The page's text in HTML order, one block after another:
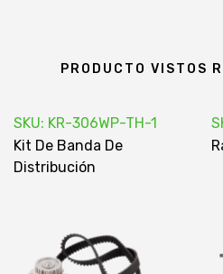
PRODUCTO VISTOS
SKU: KR-306WP-TH-1
Kit De Banda De
Distribución